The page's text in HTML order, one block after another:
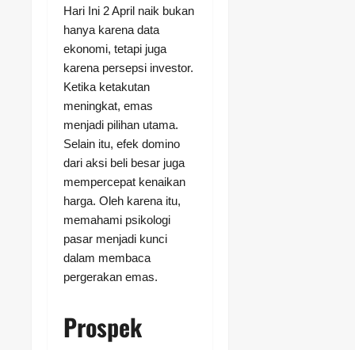
Hari Ini 2 April naik bukan
hanya karena data
ekonomi, tetapi juga
karena persepsi investor.
Ketika ketakutan
meningkat, emas
menjadi pilihan utama.
Selain itu, efek domino
dari aksi beli besar juga
mempercepat kenaikan
harga. Oleh karena itu,
memahami psikologi
pasar menjadi kunci
dalam membaca
pergerakan emas.
Prospek